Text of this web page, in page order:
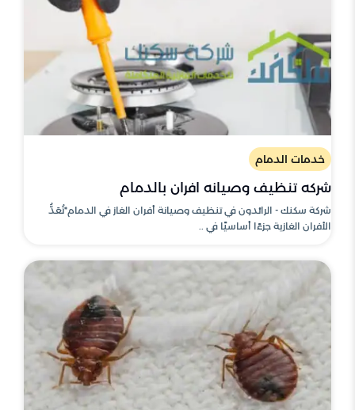
خدمات الدمام
شركه تنظيف وصيانه افران بالدمام
شركة سكنك - الرائدون في تنظيف وصيانة أفران الغاز في الدمام*تُعَدُّ
الأفران الغازية جزءًا أساسيًا في ..